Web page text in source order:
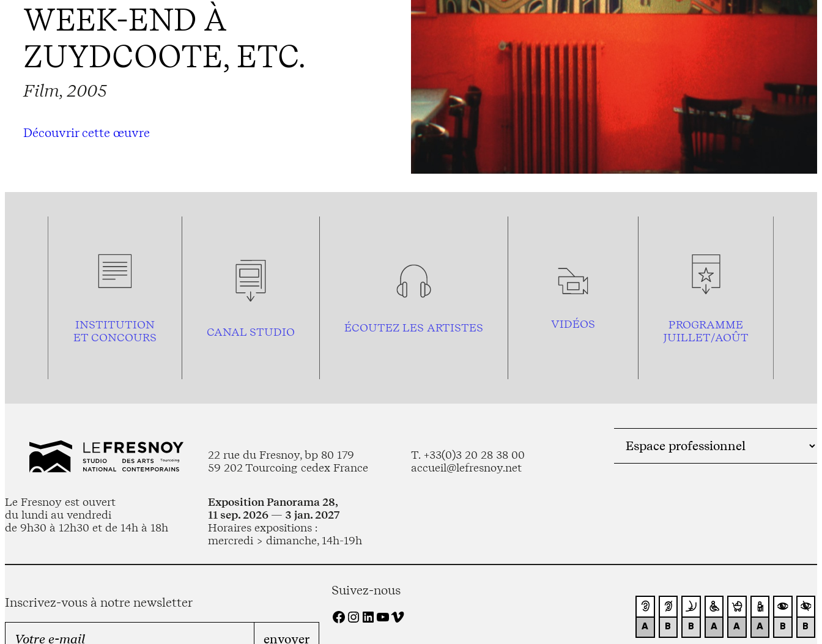
WEEK-END À
ZUYDCOOTE, ETC.
Film, 2005
Découvrir cette œuvre
INSTITUTION
ET CONCOURS
CANAL STUDIO ÉCOUTEZ LES ARTISTES VIDÉOS
PROGRAMME
JUILLET/AOÛT
22 rue du Fresnoy, bp 80 179
59 202 Tourcoing cedex France
T. +33(0)3 20 28 38 00
accueil@lefresnoy.net
Le Fresnoy est ouvert
du lundi au vendredi
de 9h30 à 12h30 et de 14h à 18h
Exposition Panorama 28,
11 sep. 2026 — 3 jan. 2027
Horaires expositions :
mercredi > dimanche, 14h-19h
Inscrivez-vous à notre newsletter
Suivez-nous
Facebook Instagram LinkedIn YouTube Vimeo